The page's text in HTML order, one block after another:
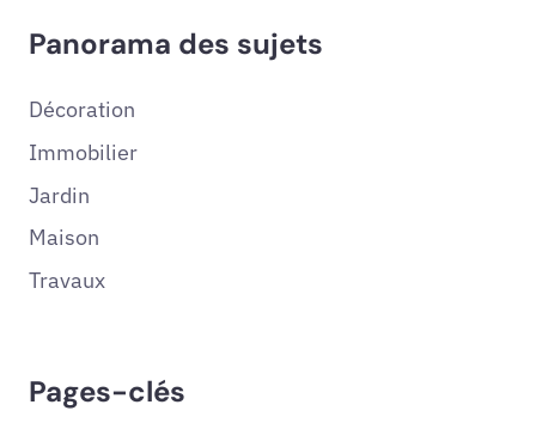
Panorama des sujets
Décoration
Immobilier
Jardin
Maison
Travaux
Pages-clés